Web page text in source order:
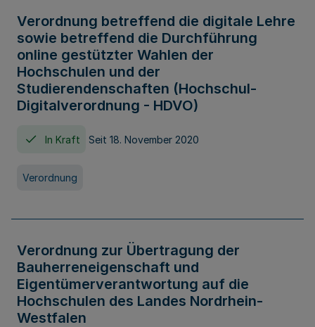
Verordnung betreffend die digitale Lehre
sowie betreffend die Durchführung
online gestützter Wahlen der
Hochschulen und der
Studierendenschaften (Hochschul-
Digitalverordnung - HDVO)
In Kraft Seit 18. November 2020
Verordnung
Verordnung zur Übertragung der
Bauherreneigenschaft und
Eigentümerverantwortung auf die
Hochschulen des Landes Nordrhein-
Westfalen